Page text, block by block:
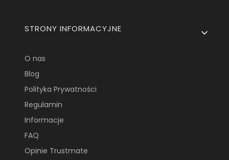
Linki w stopce
STRONY INFORMACYJNE
O nas
Blog
Polityka Prywatności
Regulamin
Informacje
FAQ
Opinie Trustmate